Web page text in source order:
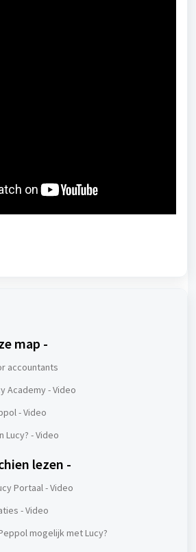
map -
accountants
Academy - Video
- Video
Lucy? - Video
lezen -
Portaal - Video
- Video
mogelijk met Lucy?